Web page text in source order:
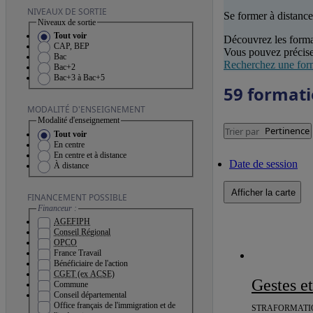
NIVEAUX DE SORTIE
Niveaux de sortie
Tout voir
CAP, BEP
Bac
Bac+2
Bac+3 à Bac+5
MODALITÉ D'ENSEIGNEMENT
Modalité d'enseignement
Tout voir
En centre
En centre et à distance
À distance
FINANCEMENT POSSIBLE
Financeur :
AGEFIPH
Conseil Régional
OPCO
France Travail
Bénéficiaire de l'action
CGET (ex ACSE)
Commune
Conseil départemental
Office français de l'immigration et de
Se former à
Découvrez les
Vous pouvez
Recherchez une
59
Trier par Pertinence
Date de session
Afficher la carte
Gestes